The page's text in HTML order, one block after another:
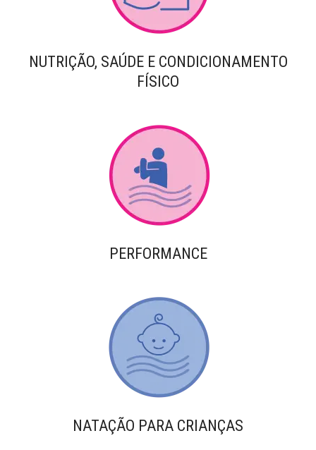
NUTRIÇÃO, SAÚDE E CONDICIONAMENTO
FÍSICO
PERFORMANCE
NATAÇÃO PARA CRIANÇAS